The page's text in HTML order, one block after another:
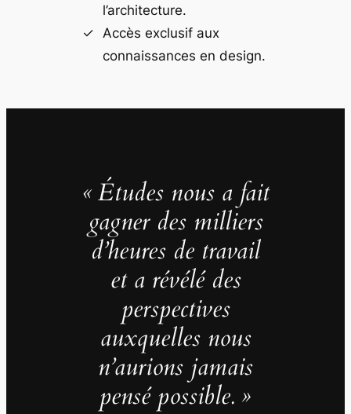
l’architecture.
Accès exclusif aux
connaissances en design.
« Études nous a fait
gagner des milliers
d’heures de travail
et a révélé des
perspectives
auxquelles nous
n’aurions jamais
pensé possible. »